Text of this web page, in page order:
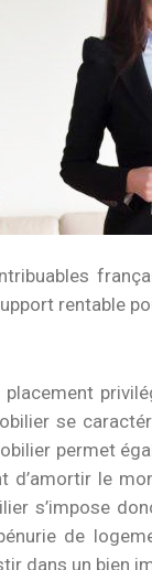
rentable
se
permet
d’amortir le
s’impose
de
dans un bien